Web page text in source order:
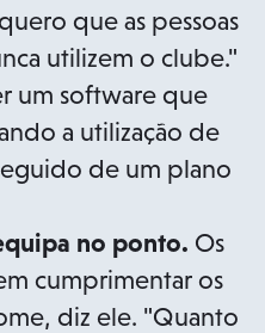
que as pessoas
utilizem o clube."
um software que
a utilização de
de um plano
no ponto. Os
cumprimentar os
diz ele. "Quanto